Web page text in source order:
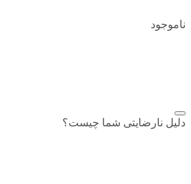
ناموجود
دلیل نارضایتی شما چیست؟